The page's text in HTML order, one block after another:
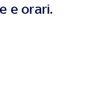
e orari.